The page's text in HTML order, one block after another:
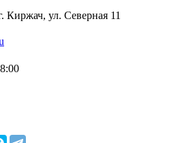
Киржач, ул. Северная 11